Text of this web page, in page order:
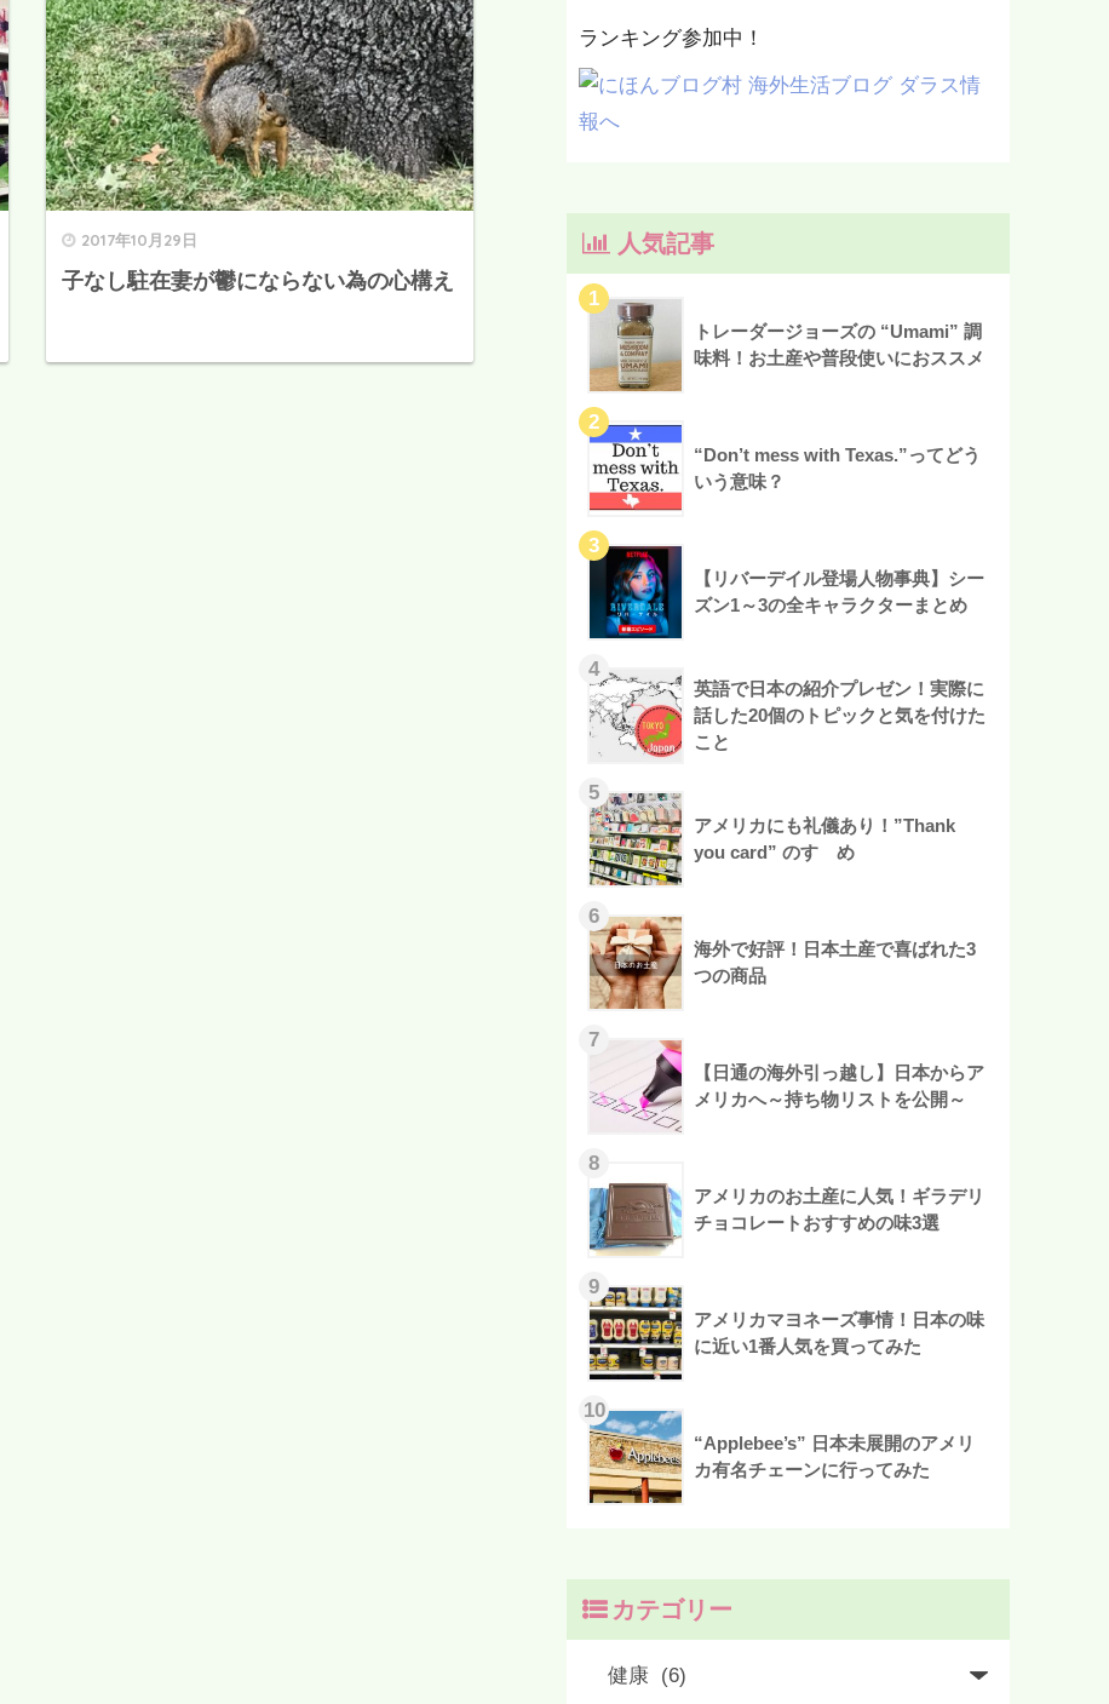
2017年10月29日
子なし駐在妻が鬱にならない為の心構え
ランキング参加中！
人気記事
トレーダージョーズの “Umami” 調
味料！お土産や普段使いにおススメ
“Don’t mess with Texas.”ってどう
いう意味？
【リバーデイル登場人物事典】シー
ズン1～3の全キャラクターまとめ
英語で日本の紹介プレゼン！実際に
話した20個のトピックと気を付けた
こと
アメリカにも礼儀あり！”Thank
you card” のすゝめ
海外で好評！日本土産で喜ばれた3
つの商品
【日通の海外引っ越し】日本からア
メリカへ～持ち物リストを公開～
アメリカのお土産に人気！ギラデリ
チョコレートおすすめの味3選
アメリカマヨネーズ事情！日本の味
に近い1番人気を買ってみた
“Applebee’s” 日本未展開のアメリ
カ有名チェーンに行ってみた
カテゴリー